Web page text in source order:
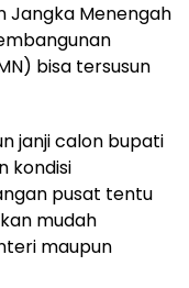
Jangka Menengah
bisa tersusun
janji calon bupati
kondisi
pusat tentu
mudah
maupun